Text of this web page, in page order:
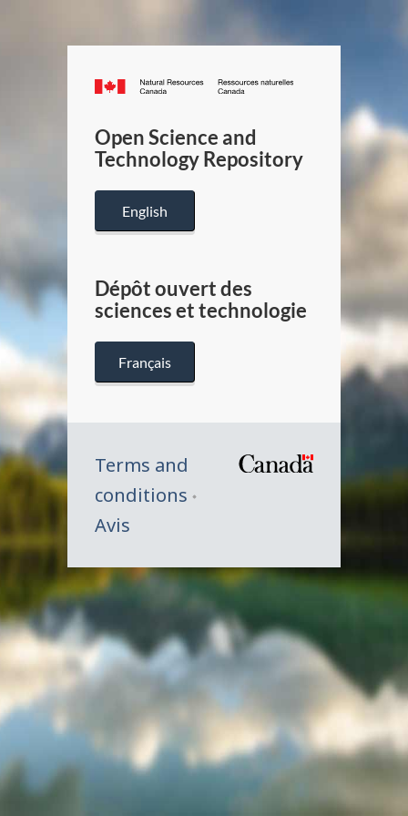
Canada.ca
/
Canada
Open Science and
Technology Repository
English
Dépôt ouvert des
sciences et technologie
Français
Terms and
conditions
Avis
Symbole
du